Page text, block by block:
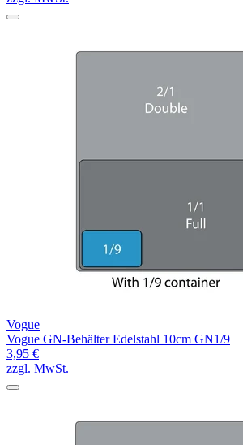
Vogue
Vogue GN-Behälter Edelstahl 10cm GN1/9
3,95 €
zzgl. MwSt.